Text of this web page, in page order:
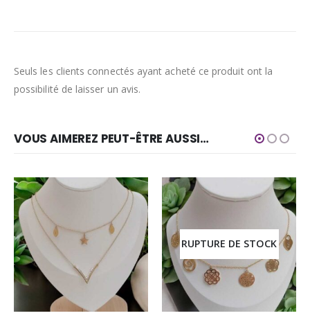
Seuls les clients connectés ayant acheté ce produit ont la
possibilité de laisser un avis.
VOUS AIMEREZ PEUT-ÊTRE AUSSI…
RUPTURE DE STOCK